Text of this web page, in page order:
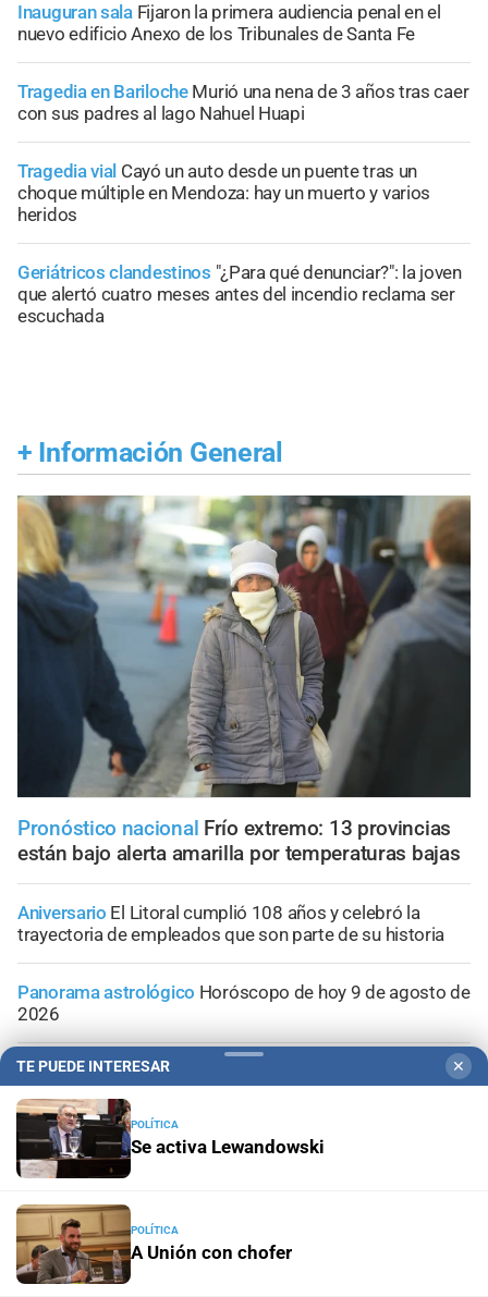
Inauguran sala Fijaron la primera audiencia penal en el
nuevo edificio Anexo de los Tribunales de Santa Fe
Tragedia en Bariloche Murió una nena de 3 años tras caer
con sus padres al lago Nahuel Huapi
Tragedia vial Cayó un auto desde un puente tras un
choque múltiple en Mendoza: hay un muerto y varios
heridos
Geriátricos clandestinos "¿Para qué denunciar?": la joven
que alertó cuatro meses antes del incendio reclama ser
escuchada
+ Información General
Pronóstico nacional Frío extremo: 13 provincias
están bajo alerta amarilla por temperaturas bajas
Aniversario El Litoral cumplió 108 años y celebró la
trayectoria de empleados que son parte de su historia
Panorama astrológico Horóscopo de hoy 9 de agosto de
2026
Horóscopo del díaHoróscopo de hoy para Piscis: 09 de
agosto de 2026
Horóscopo del díaHoróscopo de hoy para Acuario: 09
de agosto de 2026
TE PUEDE INTERESAR ✕
POLÍTICA
Se activa Lewandowski
POLÍTICA
A Unión con chofer